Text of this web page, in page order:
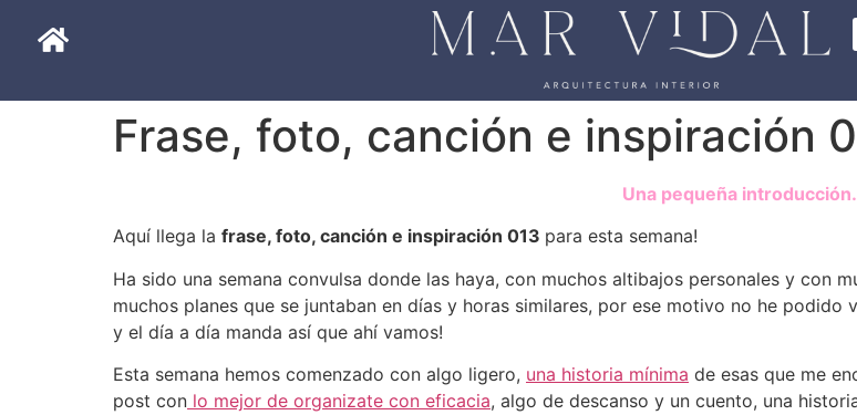
Frase, foto, canción e inspiración
Una pequeña
Aquí llega la frase, foto, canción e inspiración 013 para esta semana!
Ha sido una semana convulsa donde las haya, con muchos altibajos personales y con
muchos planes que se juntaban en días y horas similares, por ese motivo no he
y el día a día manda así que ahí vamos!
Esta semana hemos comenzado con algo ligero, una historia mínima de esas que me
post con lo mejor de organizate con eficacia, algo de descanso y un cuento, una